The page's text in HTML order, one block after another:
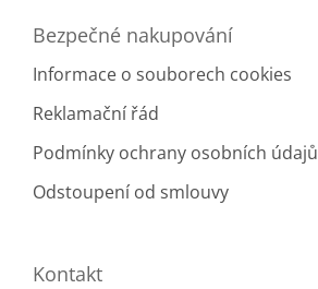
Bezpečné nakupování
Informace o souborech cookies
Reklamační řád
Podmínky ochrany osobních údajů
Odstoupení od smlouvy
Kontakt